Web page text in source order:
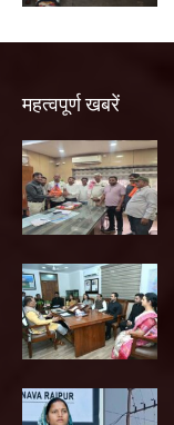
महत्वपूर्ण खबरें